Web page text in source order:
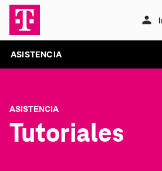
ASISTENCIA
ASISTENCIA
Tutoriales